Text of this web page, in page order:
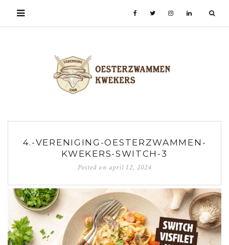
4.-VERENIGING-OESTERZWAMMEN-
KWEKERS-SWITCH-3
Posted on april 12, 2024